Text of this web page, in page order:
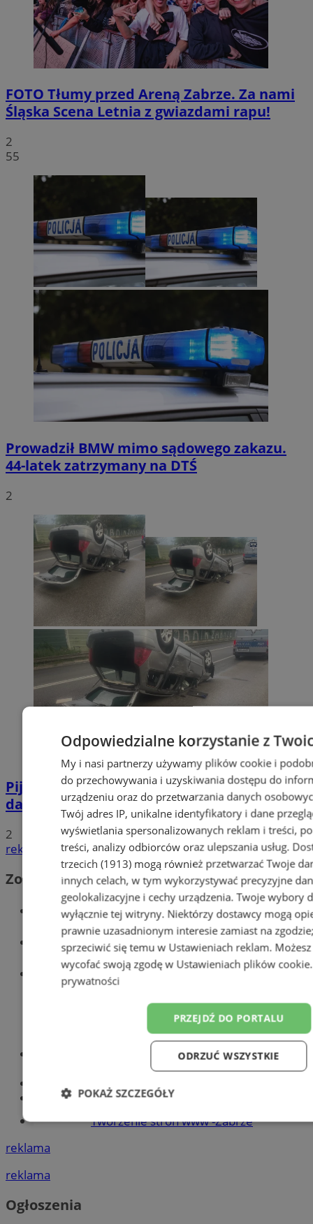
FOTO Tłumy przed Areną Zabrze. Za nami
Śląska Scena Letnia z gwiazdami rapu!
2
55
Prowadził BMW mimo sądowego zakazu.
44-latek zatrzymany na DTŚ
2
Pijana 32-latka z zakazem prowadzenia
dachowała na DK 88 w Zabrzu
2
reklama
Zobacz również
Wiadomości kryminalne w Zabrzu
Wiadomości lokalne
Wiadomości sportowe
Optyk, okulista
Największy sklep z częściami online!
Książeczka sanepidowska
Tworzenie stron www -Zabrze
reklama
reklama
Ogłoszenia
Odpowiedzialne korzystanie z
My i nasi partnerzy używamy plików cookie i
do przechowywania i uzyskiwania dostępu do
urządzeniu oraz do przetwarzania danych
Twój adres IP, unikalne identyfikatory i dane
wyświetlania spersonalizowanych reklam i treści,
treści, analizy odbiorców oraz ulepszania usług.
trzecich (1913) mogą również przetwarzać Twoje
innych celach, w tym wykorzystywać precyzyjne
geolokalizacyjne i cechy urządzenia. Twoje wybory
wyłącznie tej witryny. Niektórzy dostawcy mogą
prawnie uzasadnionym interesie zamiast na
sprzeciwić się temu w Ustawieniach reklam.
wycofać swoją zgodę w Ustawieniach plików cookie
prywatności
PRZEJDŹ DO PORTALU
ODRZUĆ WSZYSTKIE
POKAŻ SZCZEGÓŁY
Niezbędne Wydajność Targetowanie